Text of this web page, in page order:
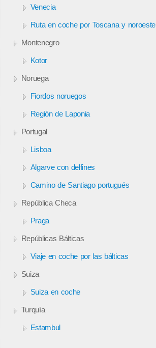
Venecia
Ruta en coche por Toscana y noroeste
Montenegro
Kotor
Noruega
Fiordos noruegos
Región de Laponia
Portugal
Lisboa
Algarve con delfines
Camino de Santiago portugués
República Checa
Praga
Repúblicas Bálticas
Viaje en coche por las bálticas
Suiza
Suiza en coche
Turquía
Estambul